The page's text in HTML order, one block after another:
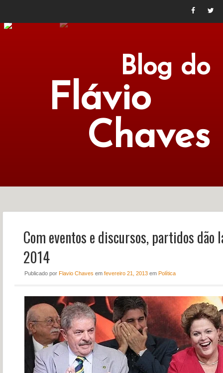
Blog do
Flávio
Chaves
NOTÍCIAS PERFIL
Com eventos e discursos, partidos dão
2014
Publicado por Flavio Chaves em fevereiro 21, 2013em Política